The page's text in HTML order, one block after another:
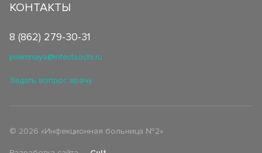
КОНТАКТЫ
8 (862) 279-30-31
priemnaya@infectsochi.ru
Задать вопрос врачу
© 2026 «Инфекционная больница №2»